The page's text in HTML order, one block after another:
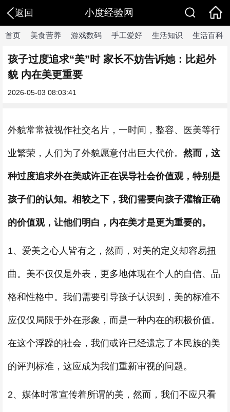
返回 小度经验网
首页 美食营养 游戏数码 手工爱好 生活知识 生活百科
孩子过度追求“美”时 家长不妨告诉她：比起外
貌 内在美更重要
2026-05-03 08:03:41
外貌常常被视作社交名片，一时间，整容、医美等行
业繁荣，人们为了外貌愿意付出巨大代价。 然而，这
种过度追求外在美或许正在误导社会价值观，特别是
孩子们的认知。相较之下，我们需要向孩子灌输正确
的价值观，让他们明白，内在美才是更为重要的。
1、爱美之心人皆有之，然而，对美的定义却容易扭
曲。美不仅仅是外表，更多地体现在个人的自信、品
格和性格中。我们需要引导孩子认识到，美的标准不
应仅仅局限于外在形象，而是一种内在的积极价值。
在这个浮躁的社会，我们或许已经遗忘了本民族的美
的评判标准，这应成为我们重新审视的问题。
2、媒体时常宣传着所谓的美，然而，我们不应只看